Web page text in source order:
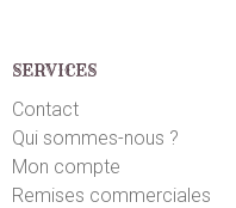
SERVICES
Contact
Qui sommes-nous ?
Mon compte
Remises commerciales